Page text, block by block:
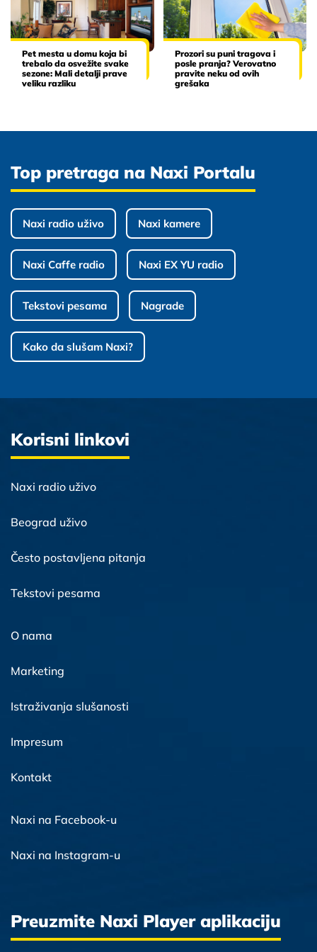
Pet mesta u domu koja bi
trebalo da osvežite svake
sezone: Mali detalji prave
veliku razliku
Prozori su puni tragova i
posle pranja? Verovatno
pravite neku od ovih
grešaka
Top pretraga na Naxi Portalu
Naxi radio uživo Naxi kamere
Naxi Caffe radio Naxi EX YU radio
Tekstovi pesama Nagrade
Kako da slušam Naxi?
Korisni linkovi
Naxi radio uživo
Beograd uživo
Često postavljena pitanja
Tekstovi pesama
O nama
Marketing
Istraživanja slušanosti
Impresum
Kontakt
Naxi na Facebook-u
Naxi na Instagram-u
Preuzmite Naxi Player aplikaciju